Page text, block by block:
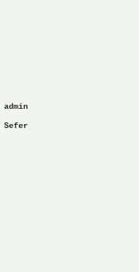
admin
Sefer